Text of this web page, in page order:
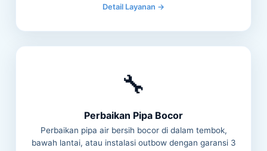
Detail Layanan →
🔧
Perbaikan Pipa Bocor
Perbaikan pipa air bersih bocor di dalam tembok,
bawah lantai, atau instalasi outbow dengan garansi 3